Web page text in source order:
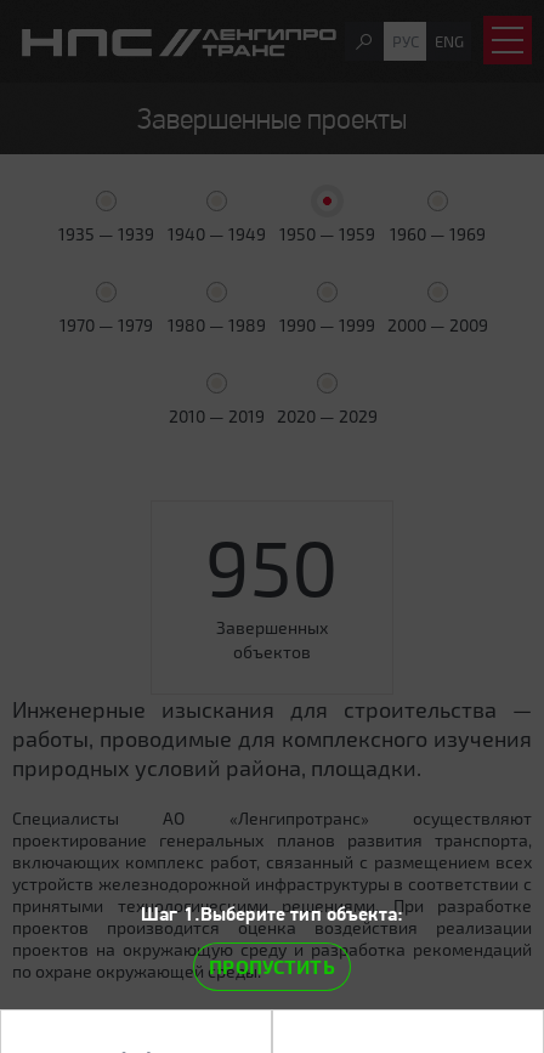
РУС ENG
Завершенные проекты
1935 — 1939 1940 — 1949 1950 — 1959 1960 — 1969
1970 — 1979 1980 — 1989 1990 — 1999 2000 — 2009
2010 — 2019 2020 — 2029
950
Завершенных
объектов
Инженерные изыскания для строительства —
работы, проводимые для комплексного изучения
природных условий района, площадки.
Специалисты АО «Ленгипротранс» осуществляют
проектирование генеральных планов развития транспорта,
включающих комплекс работ, связанный с размещением всех
устройств железнодорожной инфраструктуры в соответствии с
принятыми технологическими решениями. При разработке
проектов производится оценка воздействия реализации
проектов на окружающую среду и разработка рекомендаций
по охране окружающей среды.
Шаг 1.Выберите тип объекта:
ПРОПУСТИТЬ